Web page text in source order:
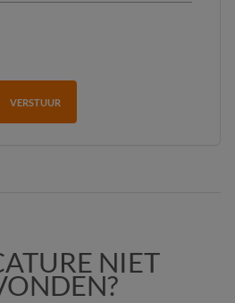
VERSTUUR
NIET